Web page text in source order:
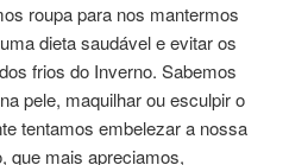
roupa para nos mantermos
dieta saudável e evitar os
frios do Inverno. Sabemos
pele, maquilhar ou esculpir o
tentamos embelezar a nossa
que mais apreciamos,